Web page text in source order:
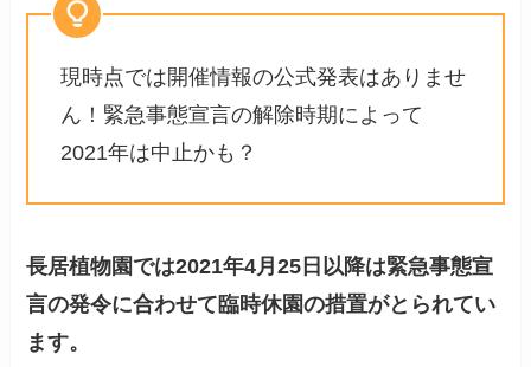
現時点では開催情報の公式発表はありませ
ん！緊急事態宣言の解除時期によって
2021年は中止かも？
長居植物園では2021年4月25日以降は緊急事態宣
言の発令に合わせて臨時休園の措置がとられてい
ます。